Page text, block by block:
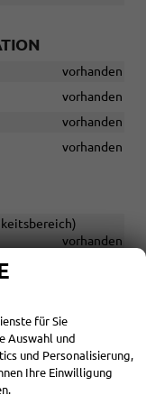
vorhanden
vorhanden
vorhanden
vorhanden
vorhanden
Geschwindigkeit
vorhanden
vorhanden
für Sie
Auswahl und
und Personalisierung,
Ihre Einwilligung